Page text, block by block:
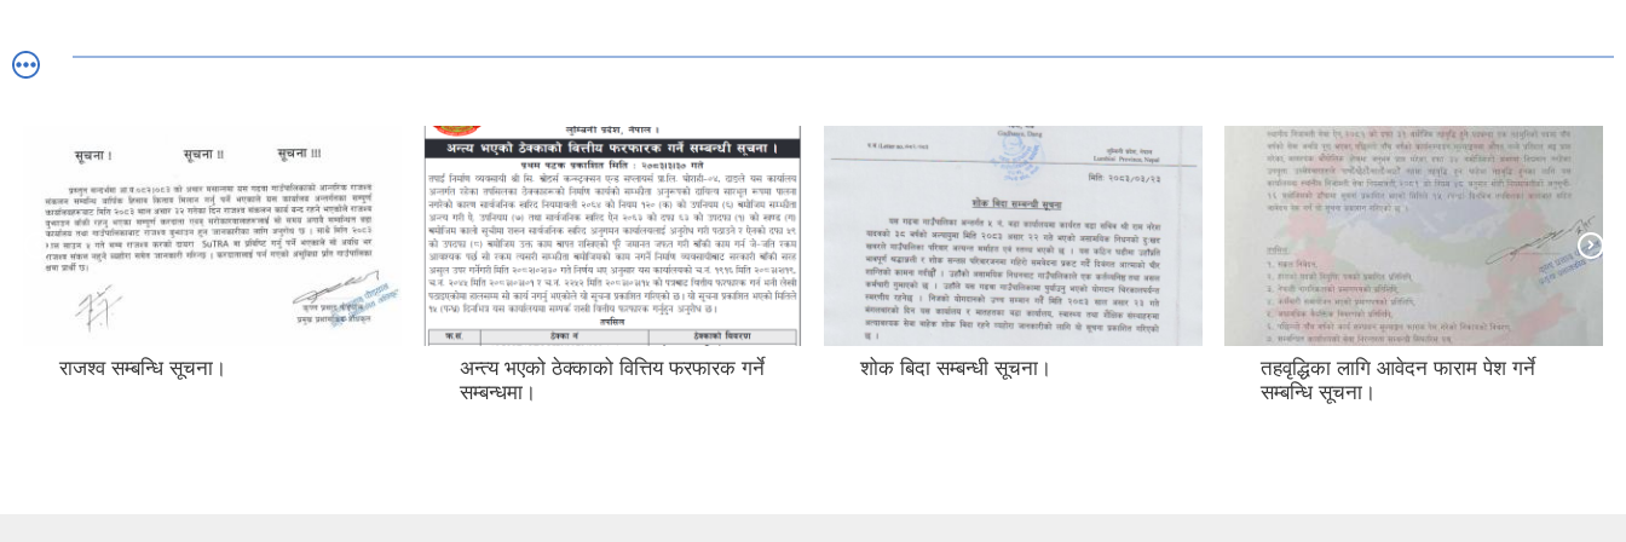
राजश्व सम्बन्धि सूचना।
अन्त्य भएको ठेक्काको वित्तिय फरफारक गर्ने
सम्बन्धमा।
शोक बिदा सम्बन्धी सूचना।
तहवृद्धिका लागि आवेदन फाराम पेश गर्ने
सम्बन्धि सूचना।